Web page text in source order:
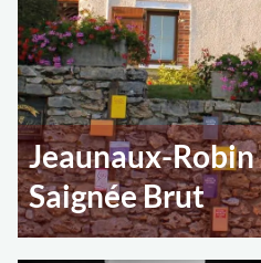
Jeaunaux-Robin
Saignée Brut